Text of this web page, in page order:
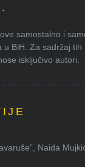
samostalno i
u BiH. Za sadržaj tih
isključivo autori.
Naida